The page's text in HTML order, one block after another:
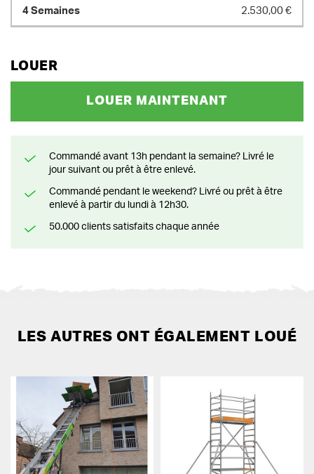
2.530,00 €
LOUER
LOUER MAINTENANT
Commandé avant 13h pendant la semaine? Livré le
jour suivant ou prêt à être enlevé.
Commandé pendant le weekend? Livré ou prêt à être
enlevé à partir du lundi à 12h30.
50.000 clients satisfaits chaque année
LES AUTRES ONT ÉGALEMENT LOUÉ